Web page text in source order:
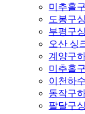
미추홀
도봉구
부평구
오산 싱
계양구
미추홀
이천하
동작구
팔달구